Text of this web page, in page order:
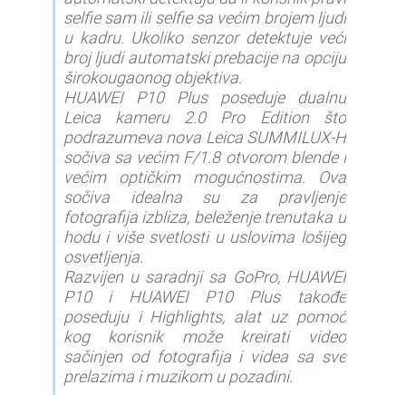
selfie sam ili selfie sa većim brojem ljudi
u kadru. Ukoliko senzor detektuje veći
broj ljudi automatski prebacije na opciju
širokougaonog objektiva.
HUAWEI P10 Plus poseduje dualnu
Leica kameru 2.0 Pro Edition što
podrazumeva nova Leica SUMMILUX-H
sočiva sa većim F/1.8 otvorom blende i
većim optičkim mogućnostima. Ova
sočiva idealna su za pravljenje
fotografija izbliza, beleženje trenutaka u
hodu i više svetlosti u uslovima lošijeg
osvetljenja.
Razvijen u saradnji sa GoPro, HUAWEI
P10 i HUAWEI P10 Plus takođe
poseduju i Highlights, alat uz pomoć
kog korisnik može kreirati video
sačinjen od fotografija i videa sa sve
prelazima i muzikom u pozadini.